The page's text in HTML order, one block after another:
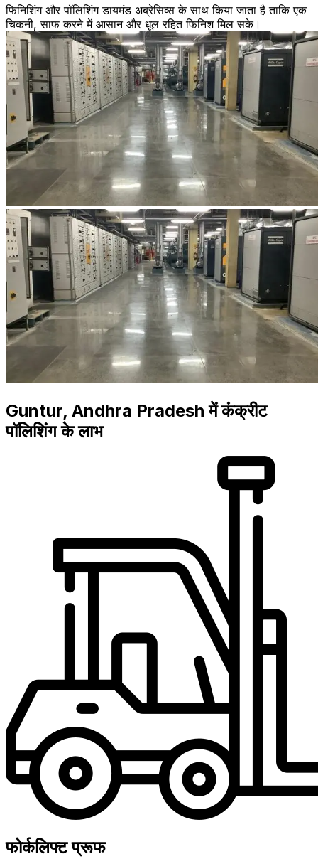
फिनिशिंग और पॉलिशिंग डायमंड अब्रेसिव्स के साथ किया जाता है ताकि एक
चिकनी, साफ करने में आसान और धूल रहित फिनिश मिल सके।
Guntur, Andhra Pradesh में कंक्रीट
पॉलिशिंग के लाभ
फोर्कलिफ्ट प्रूफ